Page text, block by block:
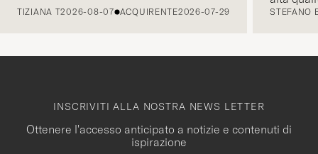
TIZIANA T2026-08-07 ACQUIRENTE2026-07-29 STEFANO
INSCRIVITI ALLA NOSTRA NEWS LETTER
Ottenere l'accesso anticipato a notizie e contenuti di
ispirazione